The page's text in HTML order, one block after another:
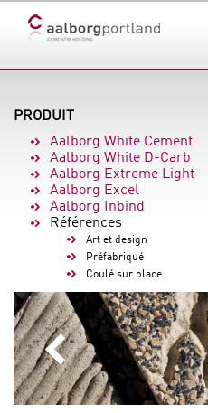
PRODUIT
Aalborg White Cement
Aalborg White D-Carb
Aalborg Extreme Light
Aalborg Excel
Aalborg Inbind
Références
Art et design
Préfabriqué
Coulé sur place